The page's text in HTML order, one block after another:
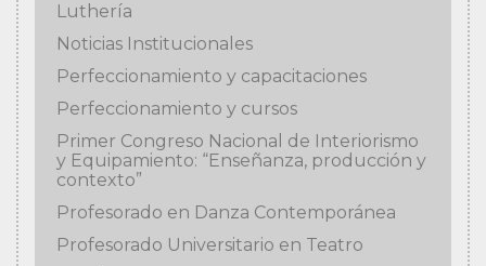
Luthería
Noticias Institucionales
Perfeccionamiento y capacitaciones
Perfeccionamiento y cursos
Primer Congreso Nacional de Interiorismo
y Equipamiento: “Enseñanza, producción y
contexto”
Profesorado en Danza Contemporánea
Profesorado Universitario en Teatro